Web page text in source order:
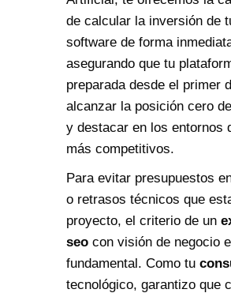
de calcular la inversión de
software de forma
asegurando que tu
preparada desde el primer
alcanzar la posición cero
y destacar en los entornos
más competitivos.
Para evitar presupuestos
o retrasos técnicos que
proyecto, el criterio de un
seo con visión de negocio
fundamental. Como tu
tecnológico, garantizo que